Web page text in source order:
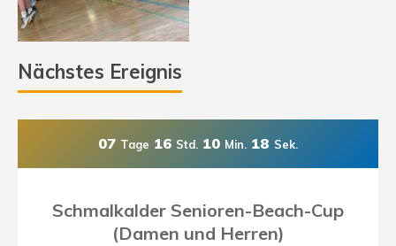
Nächstes Ereignis
07 Tage 16 Std. 10 Min. 17 Sek.
Schmalkalder Senioren-Beach-Cup
(Damen und Herren)